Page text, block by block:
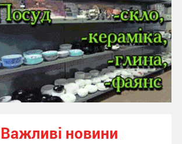
Важливі новини